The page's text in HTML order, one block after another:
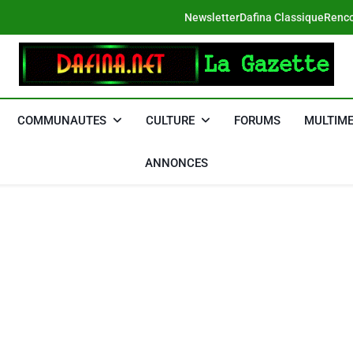
NewsletterDafina Classique
DAFINA
COMMUNAUTES CULTURE FORUMS
ANNONCES